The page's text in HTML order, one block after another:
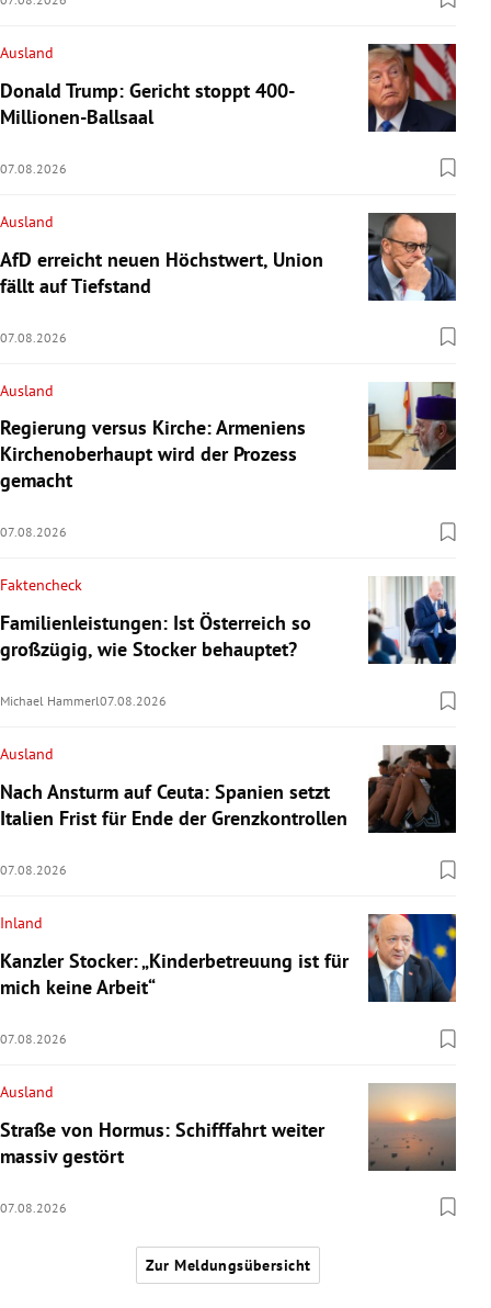
Ausland
Donald Trump: Gericht stoppt 400-
Millionen-Ballsaal
07.08.2026
Ausland
AfD erreicht neuen Höchstwert, Union
fällt auf Tiefstand
07.08.2026
Ausland
Regierung versus Kirche: Armeniens
Kirchenoberhaupt wird der Prozess
gemacht
07.08.2026
Faktencheck
Familienleistungen: Ist Österreich so
großzügig, wie Stocker behauptet?
Michael Hammerl07.08.2026
Ausland
Nach Ansturm auf Ceuta: Spanien setzt
Italien Frist für Ende der Grenzkontrollen
07.08.2026
Inland
Kanzler Stocker: „Kinderbetreuung ist für
mich keine Arbeit“
07.08.2026
Ausland
Straße von Hormus: Schifffahrt weiter
massiv gestört
07.08.2026
Zur Meldungsübersicht